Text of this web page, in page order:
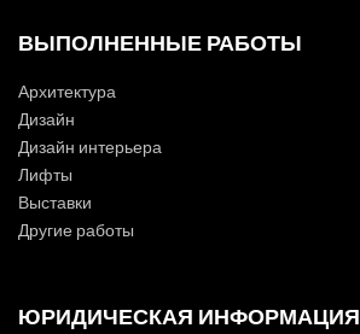
ВЫПОЛНЕННЫЕ РАБОТЫ
Архитектура
Дизайн
Дизайн интерьера
Лифты
Выставки
Другие работы
ЮРИДИЧЕСКАЯ ИНФОРМАЦИЯ